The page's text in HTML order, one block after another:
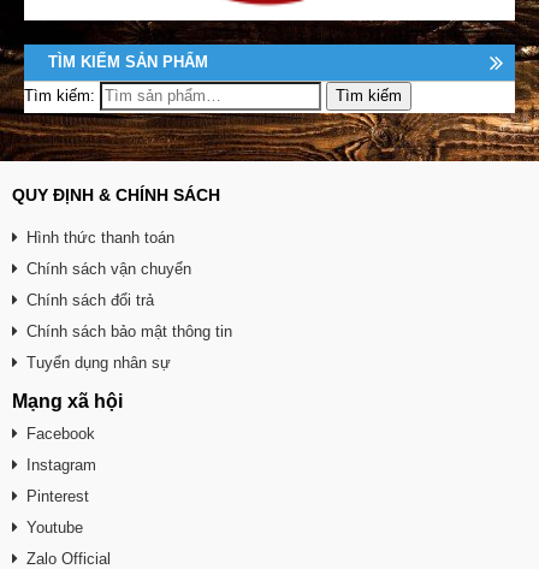
TÌM KIẾM SẢN PHẨM
Tìm kiếm:
QUY ĐỊNH & CHÍNH SÁCH
Hình thức thanh toán
Chính sách vận chuyển
Chính sách đổi trả
Chính sách bảo mật thông tin
Tuyển dụng nhân sự
Mạng xã hội
Facebook
Instagram
Pinterest
Youtube
Zalo Official